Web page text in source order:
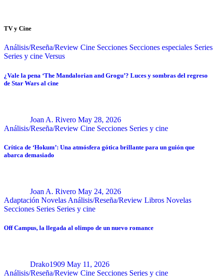
TV y Cine
Análisis/Reseña/Review Cine Secciones Secciones especiales Series
Series y cine Versus
¿Vale la pena ‘The Mandalorian and Grogu’? Luces y sombras del regreso
de Star Wars al cine
Joan A. Rivero May 28, 2026
Análisis/Reseña/Review Cine Secciones Series y cine
Crítica de ‘Hokum’: Una atmósfera gótica brillante para un guión que
abarca demasiado
Joan A. Rivero May 24, 2026
Adaptación Novelas Análisis/Reseña/Review Libros Novelas
Secciones Series Series y cine
Off Campus, la llegada al olimpo de un nuevo romance
Drako1909 May 11, 2026
Análisis/Reseña/Review Cine Secciones Series y cine